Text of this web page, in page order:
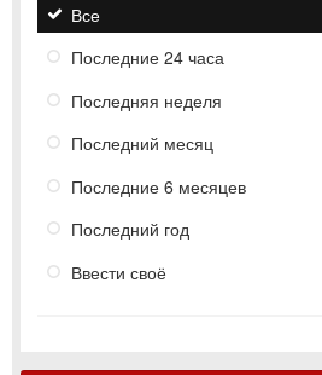
Все
Последние 24 часа
Последняя неделя
Последний месяц
Последние 6 месяцев
Последний год
Ввести своё